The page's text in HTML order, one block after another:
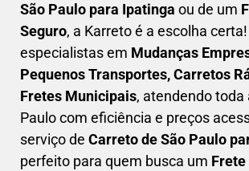
São Paulo para Ipatinga ou de um
Seguro, a Karreto é a escolha
especialistas em Mudanças
Pequenos Transportes, Carretos
Fretes Municipais, atendendo toda
Paulo com eficiência e preços
serviço de Carretode São Paulo
perfeito para quem busca um Frete